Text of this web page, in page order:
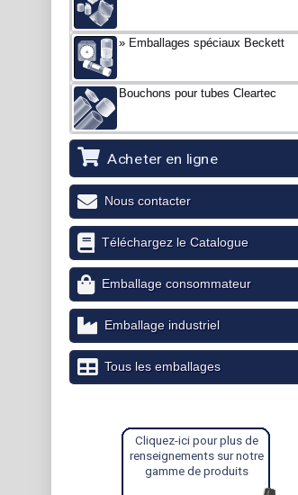
Emballages spéciaux Beckett
Bouchons pour tubes Cleartec
Acheter en ligne
Nous contacter
Téléchargez le Catalogue
Emballage consommateur
Emballage industriel
Tous les emballages
Cliquez-ici pour plus de
renseignements sur notre
gamme de produits